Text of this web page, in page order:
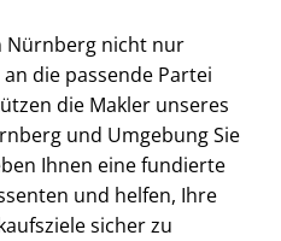
Nürnberg nicht nur
die passende Partei
die Makler unseres
und Umgebung Sie
Ihnen eine fundierte
und helfen, Ihre
sicher zu